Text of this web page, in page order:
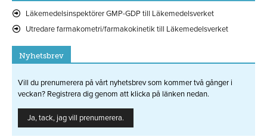
Läkemedelsinspektörer GMP-GDP till Läkemedelsverket
Utredare farmakometri/farmakokinetik till Läkemedelsverket
Nyhetsbrev
Vill du prenumerera på vårt nyhetsbrev som kommer två gånger i
veckan? Registrera dig genom att klicka på länken nedan.
Ja, tack, jag vill prenumerera.